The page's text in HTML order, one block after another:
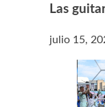
Las
julio 15,